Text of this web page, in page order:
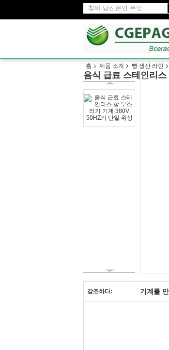
홈 제품 소개 빵 생산 라인
음식 급료 스테인리
강조하다: 기계를